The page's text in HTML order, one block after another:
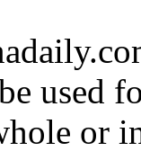
used
or